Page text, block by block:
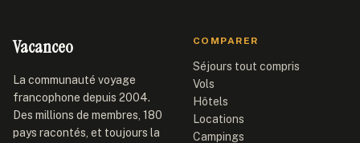
Vacanceo
La communauté voyage
francophone depuis 2004.
Des millions de membres, 180
pays racontés, et toujours la
COMPARER
Séjours tout compris
Vols
Hôtels
Locations
Campings